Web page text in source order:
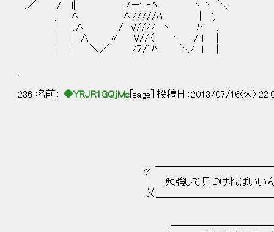
.／ / l| /ー'-‐ﾍ ヽ ヽ ＼
, ∧ ∧/////ﾊ | ',
| |.∧ / V//// ヽ ﾊ ,
| | ∧ 〃 V//〈 丶 / l |
| | ＼／ /ﾌ/^ﾊ ＼/ l |
236 名前： ◆YRJR1GQjMc [sage] 投稿日：2013/07/16(火)
γ ￣￣￣￣￣￣￣￣￣￣￣￣￣￣
｜ 勉強して見つければいいんじゃ
乂＿＿＿＿＿＿＿＿＿＿＿＿＿＿